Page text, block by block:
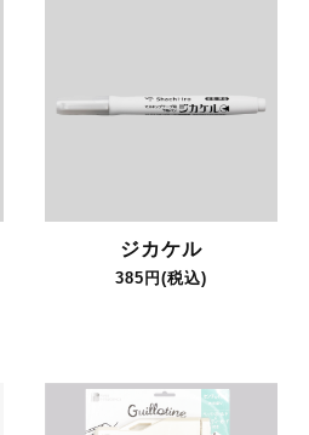
ジカケル
385円(税込)